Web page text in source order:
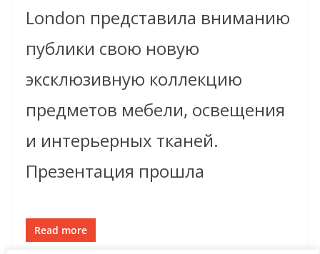
London представила вниманию
публики свою новую
эксклюзивную коллекцию
предметов мебели, освещения
и интерьерных тканей.
Презентация прошла
Read more